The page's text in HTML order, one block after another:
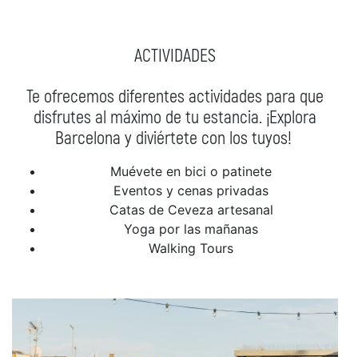
ACTIVIDADES
Te ofrecemos diferentes actividades para que
disfrutes al máximo de tu estancia. ¡Explora
Barcelona y diviértete con los tuyos!
Muévete en bici o patinete
Eventos y cenas privadas
Catas de Ceveza artesanal
Yoga por las mañanas
Walking Tours